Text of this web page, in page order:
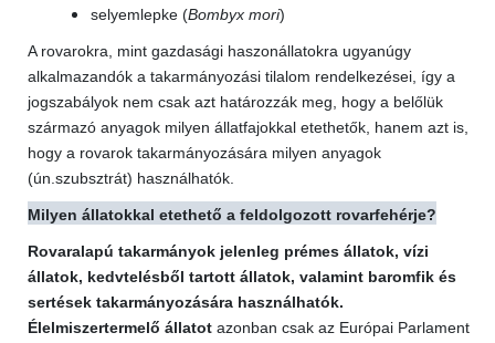
selyemlepke (Bombyx mori)
A rovarokra, mint gazdasági haszonállatokra ugyanúgy
alkalmazandók a takarmányozási tilalom rendelkezései, így a
jogszabályok nem csak azt határozzák meg, hogy a belőlük
származó anyagok milyen állatfajokkal etethetők, hanem azt is,
hogy a rovarok takarmányozására milyen anyagok
(ún.szubsztrát) használhatók.
Milyen állatokkal etethető a feldolgozott rovarfehérje?
Rovaralapú takarmányok jelenleg prémes állatok, vízi
állatok, kedvtelésből tartott állatok, valamint baromfik és
sertések takarmányozására használhatók.
Élelmiszertermelő állatot azonban csak az Európai Parlament